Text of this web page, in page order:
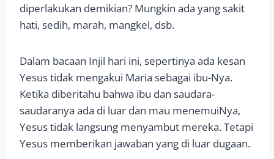
diperlakukan demikian? Mungkin ada yang sakit
hati, sedih, marah, mangkel, dsb.
Dalam bacaan Injil hari ini, sepertinya ada kesan
Yesus tidak mengakui Maria sebagai ibu-Nya.
Ketika diberitahu bahwa ibu dan saudara-
saudaranya ada di luar dan mau menemuiNya,
Yesus tidak langsung menyambut mereka. Tetapi
Yesus memberikan jawaban yang di luar dugaan.